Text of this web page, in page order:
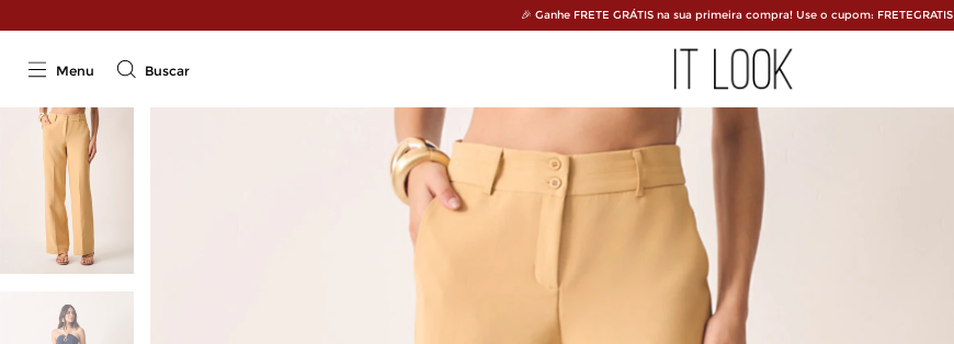
🎉 Ganhe FRETE GRÁTIS na sua primeira compra! Use o cupom: FRETEGRATIS
Menu Buscar